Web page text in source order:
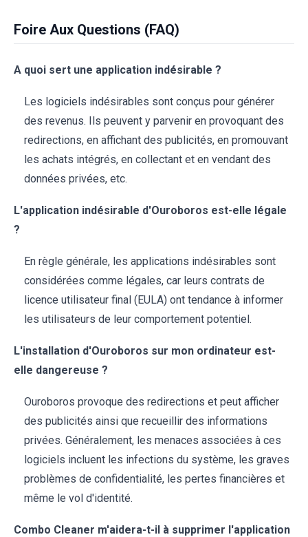
Foire Aux Questions (FAQ)
A quoi sert une application indésirable ?
Les logiciels indésirables sont conçus pour générer
des revenus. Ils peuvent y parvenir en provoquant des
redirections, en affichant des publicités, en promouvant
les achats intégrés, en collectant et en vendant des
données privées, etc.
L'application indésirable d'Ouroboros est-elle légale
?
En règle générale, les applications indésirables sont
considérées comme légales, car leurs contrats de
licence utilisateur final (EULA) ont tendance à informer
les utilisateurs de leur comportement potentiel.
L'installation d'Ouroboros sur mon ordinateur est-
elle dangereuse ?
Ouroboros provoque des redirections et peut afficher
des publicités ainsi que recueillir des informations
privées. Généralement, les menaces associées à ces
logiciels incluent les infections du système, les graves
problèmes de confidentialité, les pertes financières et
même le vol d'identité.
Combo Cleaner m'aidera-t-il à supprimer l'application